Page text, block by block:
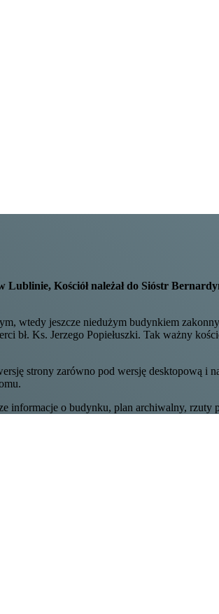
Kościół należał do Sióstr
wtedy jeszcze niedużym budynkiem
bł. Ks. Jerzego Popiełuszki. Tak ważny
strony zarówno pod wersję desktopową i
informacje o budynku, plan archiwalny, rzuty